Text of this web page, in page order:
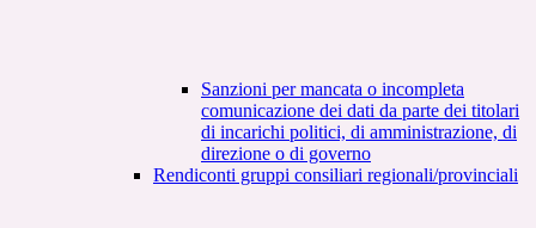
Sanzioni per mancata o incompleta
comunicazione dei dati da parte dei titolari
di incarichi politici, di amministrazione, di
direzione o di governo
Rendiconti gruppi consiliari regionali/provinciali